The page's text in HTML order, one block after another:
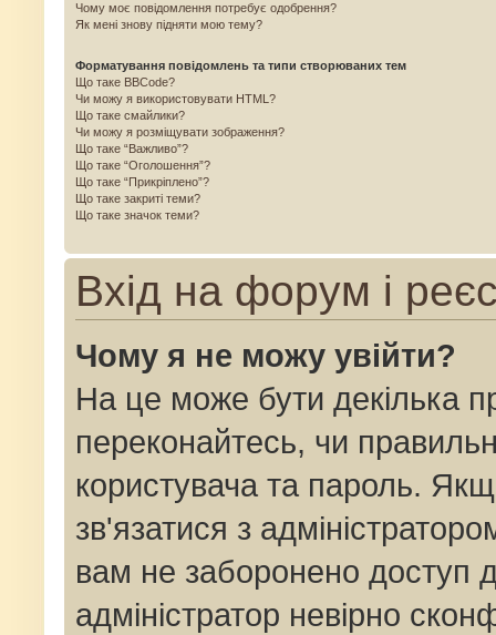
Чому моє повідомлення потребує одобрення?
Як мені знову підняти мою тему?
Форматування повідомлень та типи створюваних тем
Що таке BBCode?
Чи можу я використовувати HTML?
Що таке смайлики?
Чи можу я розміщувати зображення?
Що таке “Важливо”?
Що таке “Оголошення”?
Що таке “Прикріплено”?
Що таке закриті теми?
Що таке значок теми?
Вхід на форум і
Чому я не можу увійти?
На це може бути декілька
переконайтесь, чи
користувача та пароль.
зв'язатися з
вам не заборонено
адміністратор невірно